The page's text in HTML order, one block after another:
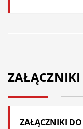
ZAŁĄCZNIKI
ZAŁĄCZNIKI